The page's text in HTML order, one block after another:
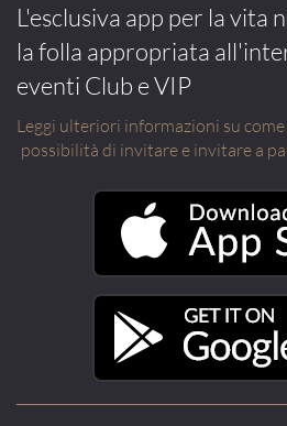
L'esclusiva app per la vita
la folla appropriata
eventi Club e VIP
Leggi ulteriori informazioni su
possibilità di invitare e invitare a